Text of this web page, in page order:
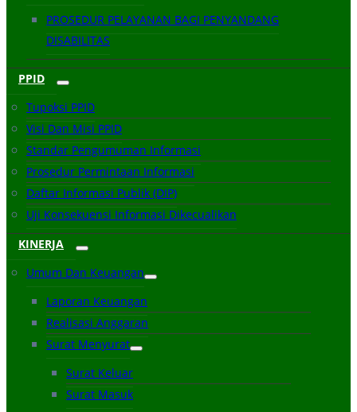
PROSEDUR PELAYANAN BAGI PENYANDANG
DISABILITAS
PPID
Tupoksi PPID
Visi Dan Misi PPID
Standar Pengumuman Informasi
Prosedur Permintaan Informasi
Daftar Informasi Publik (DIP)
Uji Konsekuensi Informasi Dikecualikan
KINERJA
Umum Dan Keuangan
Laporan Keuangan
Realisasi Anggaran
Surat Menyurat
Surat Keluar
Surat Masuk